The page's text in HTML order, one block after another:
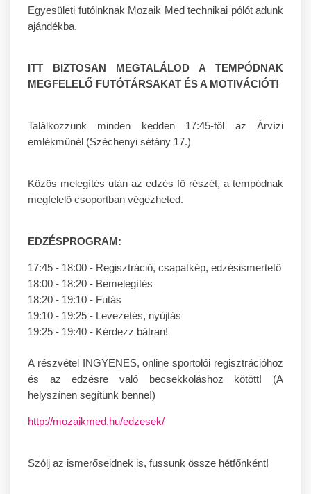
Egyesületi futóinknak Mozaik Med technikai pólót adunk
ajándékba.
ITT BIZTOSAN MEGTALÁLOD A TEMPÓDNAK
MEGFELELŐ FUTÓTÁRSAKAT ÉS A MOTIVÁCIÓT!
Találkozzunk minden kedden 17:45-től az Árvízi
emlékműnél (Széchenyi sétány 17.)
Közös melegítés után az edzés fő részét, a tempódnak
megfelelő csoportban végezheted.
EDZÉSPROGRAM:
17:45 - 18:00 - Regisztráció, csapatkép, edzésismertető
18:00 - 18:20 - Bemelegítés
18:20 - 19:10 - Futás
19:10 - 19:25 - Levezetés, nyújtás
19:25 - 19:40 - Kérdezz bátran!
A részvétel INGYENES, online sportolói regisztrációhoz
és az edzésre való becsekkoláshoz kötött! (A
helyszínen segítünk benne!)
http://mozaikmed.hu/edzesek/
Szólj az ismerőseidnek is, fussunk össze hétfőnként!